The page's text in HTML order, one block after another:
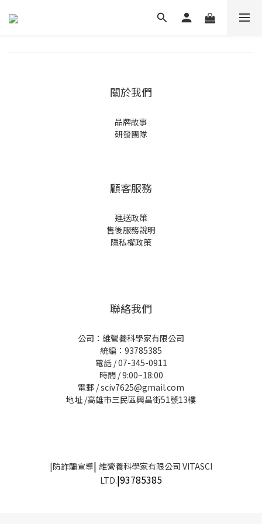
關於我們
品牌故事
研發團隊
顧客服務
運送政策
售後服務說明
隱私權政策
聯絡我們
公司：維營養科學家有限公司
統編：93785385
電話 / 07-345-0911
時間 / 9:00~18:00
電郵 / sciv7625@gmail.com
地址 /高雄市三民區興昌街51號13樓
|防詐騙宣導| 維營養科學家有限公司 VITASCI
LTD.|93785385